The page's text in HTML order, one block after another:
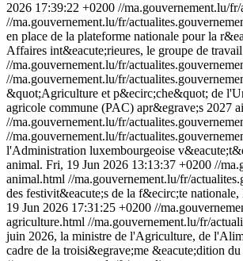
2026 17:39:22 +0200 //ma.gouvernement.lu/
//ma.gouvernement.lu/fr/
en place de la plateforme nationale pour la
Affaires int&eacute;rieures, le groupe de
//ma.gouvernement.lu/fr/
//ma.gouvernement.lu/fr/
&quot;Agriculture et p&ecirc;che&quot; de
agricole commune (PAC) apr&egrave;s 2027
//ma.gouvernement.lu/fr/
//ma.gouvernement.lu/fr/
l'Administration luxembourgeoise
animal. Fri, 19 Jun 2026 13:13:37 +0200 //
animal.html //ma.gouvernement.lu/fr/
des festivit&eacute;s de la f&ecirc;te
19 Jun 2026 17:31:25 +0200 //
agriculture.html //ma.gouvernement.lu/fr/
juin 2026, la ministre de l'Agriculture, de
cadre de la troisi&egrave;me &eacute;dition